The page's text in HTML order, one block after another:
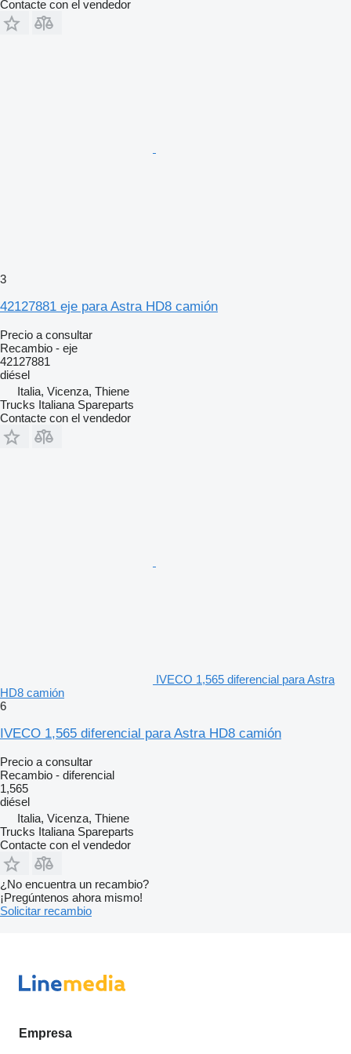
Contacte con el vendedor
3
42127881 eje para Astra HD8 camión
Precio a consultar
Recambio - eje
42127881
diésel
Italia, Vicenza, Thiene
Trucks Italiana Spareparts
Contacte con el vendedor
IVECO 1,565 diferencial para Astra
HD8 camión
6
IVECO 1,565 diferencial para Astra HD8 camión
Precio a consultar
Recambio - diferencial
1,565
diésel
Italia, Vicenza, Thiene
Trucks Italiana Spareparts
Contacte con el vendedor
¿No encuentra un recambio?
¡Pregúntenos ahora mismo!
Solicitar recambio
Empresa